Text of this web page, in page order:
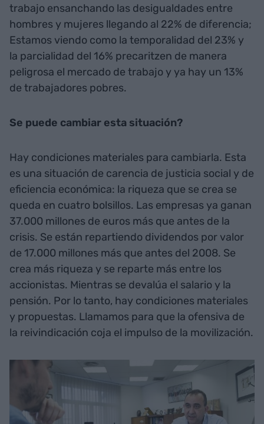
trabajo ensanchando las desigualdades entre
hombres y mujeres llegando al 22% de diferencia;
Estamos viendo como la temporalidad del 23% y
la parcialidad del 16% precaritzen de manera
peligrosa el mercado de trabajo y ya hay un 13%
de trabajadores pobres.
Se puede cambiar esta situación?
Hay condiciones materiales para cambiarla. Esta
es una situación de carencia de justicia social y de
eficiencia económica: la riqueza que se crea se
queda en cuatro bolsillos. Las empresas ya ganan
37.000 millones de euros más que antes de la
crisis. Se están repartiendo dividendos por valor
de 17.000 millones más que antes del 2008. Se
crea más riqueza y se reparte más entre los
accionistas. Mientras se devalúa el salario y la
pensión. Por lo tanto, hay condiciones materiales
y propuestas. Llamamos para que la ofensiva de
la reivindicación coja el impulso de la movilización.